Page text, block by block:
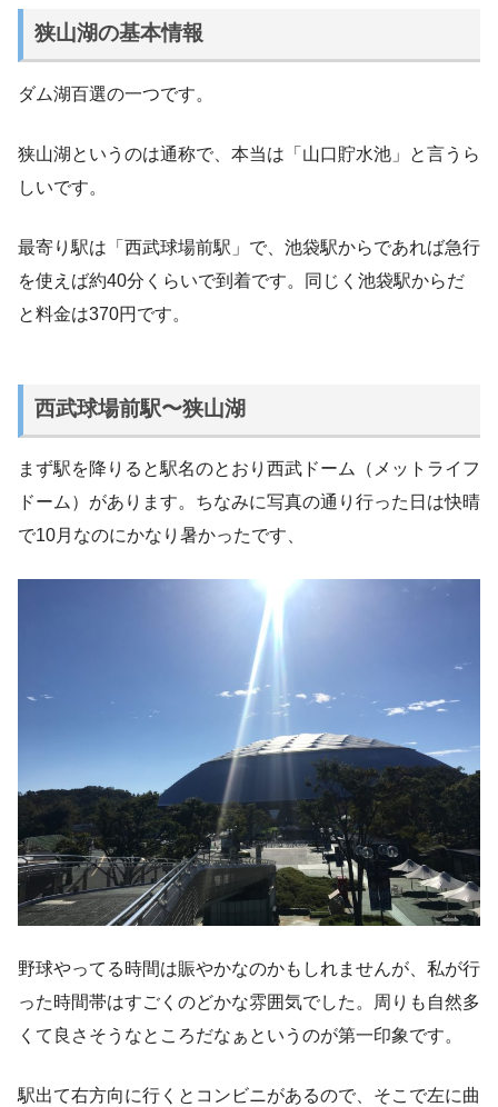
狭山湖の基本情報
ダム湖百選の一つです。
狭山湖というのは通称で、本当は「山口貯水池」と言うら
しいです。
最寄り駅は「西武球場前駅」で、池袋駅からであれば急行
を使えば約40分くらいで到着です。同じく池袋駅からだ
と料金は370円です。
西武球場前駅〜狭山湖
まず駅を降りると駅名のとおり西武ドーム（メットライフ
ドーム）があります。ちなみに写真の通り行った日は快晴
で10月なのにかなり暑かったです、
野球やってる時間は賑やかなのかもしれませんが、私が行
った時間帯はすごくのどかな雰囲気でした。周りも自然多
くて良さそうなところだなぁというのが第一印象です。
駅出て右方向に行くとコンビニがあるので、そこで左に曲